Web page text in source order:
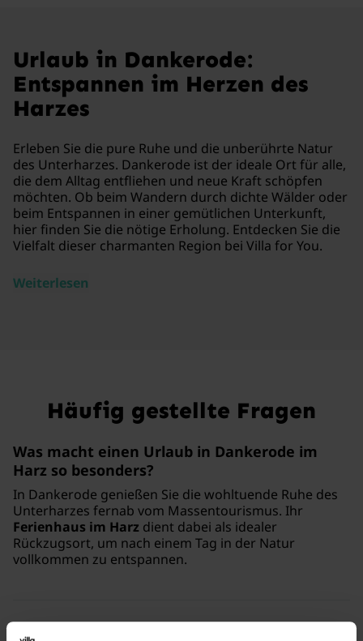
Urlaub in Dankerode:
Entspannen im Herzen des
Harzes
Erleben Sie die pure Ruhe und die unberührte Natur
des Unterharzes. Dankerode ist der ideale Ort für alle,
die dem Alltag entfliehen und neue Kraft schöpfen
möchten. Ob beim Wandern durch dichte Wälder oder
beim Entspannen in einer gemütlichen Unterkunft,
hier finden Sie die nötige Erholung. Entdecken Sie die
Vielfalt dieser charmanten Region bei Villa for You.
Weiterlesen
Häufig gestellte Fragen
Was macht einen Urlaub in Dankerode im
Harz so besonders?
In Dankerode genießen Sie die wohltuende Ruhe des
Unterharzes fernab vom Massentourismus. Ihr
Ferienhaus im Harz dient dabei als idealer
Rückzugsort, um nach einem Tag in der Natur
vollkommen zu entspannen.
Warum ist Villa for You der richtige Partner